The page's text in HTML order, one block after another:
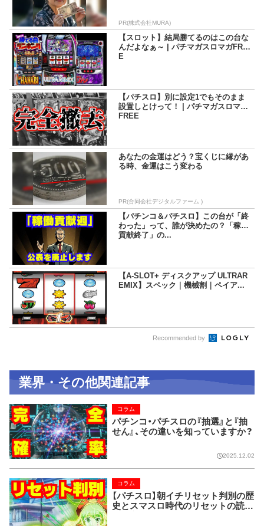
PR(株式会社MURA)
【スロット】結局勝てるのはこの台な
んだよなぁ～ | パチマガスロマガFRE
E
【パチスロ】別に設定1でもそのまま
設置しとけって！ | パチマガスロマガ
FREE
あなたの金運はどう？宝くじに縁があ
る時、金運はこう変わる
PR(合同会社デジタルファーム )
【パチンコ＆パチスロ】この台が「終
わった」って、誰が決めたの？「稼働
貢献終了」の...
【A-SLOT+ ディスクアップ ULTRAR
EMIX】スペック｜機械割｜ペイア...
Recommended by
業界・その他関連記事
パチンコ・パチスロの『抽選』と『抽
せん』、その違いを知っていますか？
コラム
2025.12.02
【パチスロ】朝イチリセット判別の歴
史とスマスロ時代のリセットの読み
コラム